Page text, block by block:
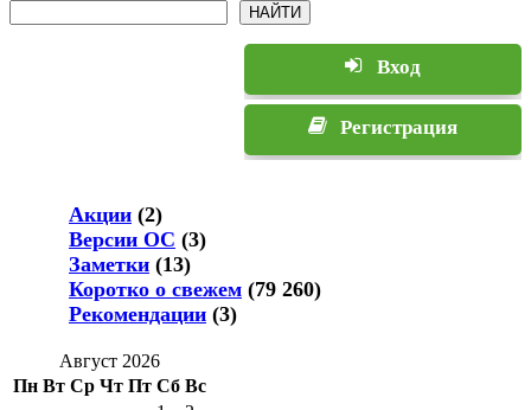
НАЙТИ
Вход
Регистрация
Акции (2)
Версии ОС (3)
Заметки (13)
Коротко о свежем (79 260)
Рекомендации (3)
Август 2026
Пн Вт Ср Чт Пт Сб Вс